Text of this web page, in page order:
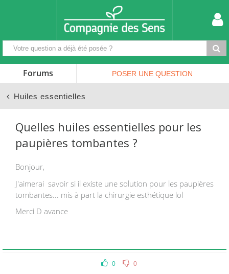
Forums POSER UNEQUESTION
Huiles essentielles
Quelles huiles essentielles pour les
paupières tombantes ?
Bonjour,
J'aimerai savoir si il existe une solution pour les paupières
tombantes... mis à part la chirurgie esthétique lol
Merci D avance
0 0